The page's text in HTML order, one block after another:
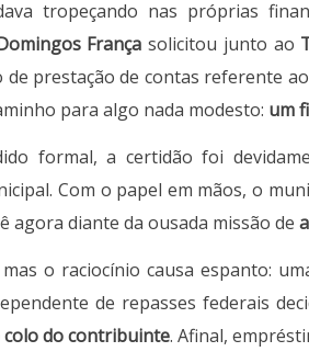
tropeçando nas próprias
França solicitou junto ao
de prestação de contas referente
para algo nada modesto: um
formal, a certidão foi
Com o papel em mãos, o
agora diante da ousada missão de
o raciocínio causa espanto:
de repasses federais
colo do contribuinte. Afinal,